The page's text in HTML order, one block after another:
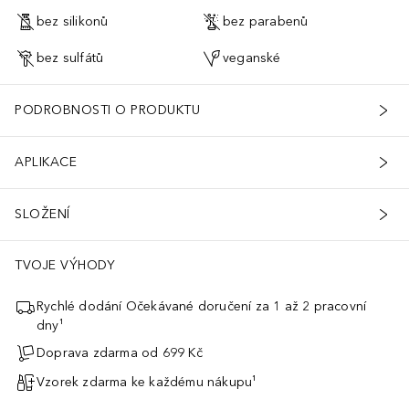
bez silikonů bez parabenů
bez sulfátů veganské
PODROBNOSTI O PRODUKTU
APLIKACE
SLOŽENÍ
TVOJE VÝHODY
Rychlé dodání Očekávané doručení za 1 až 2 pracovní
dny¹
Doprava zdarma od 699 Kč
Vzorek zdarma ke každému nákupu¹